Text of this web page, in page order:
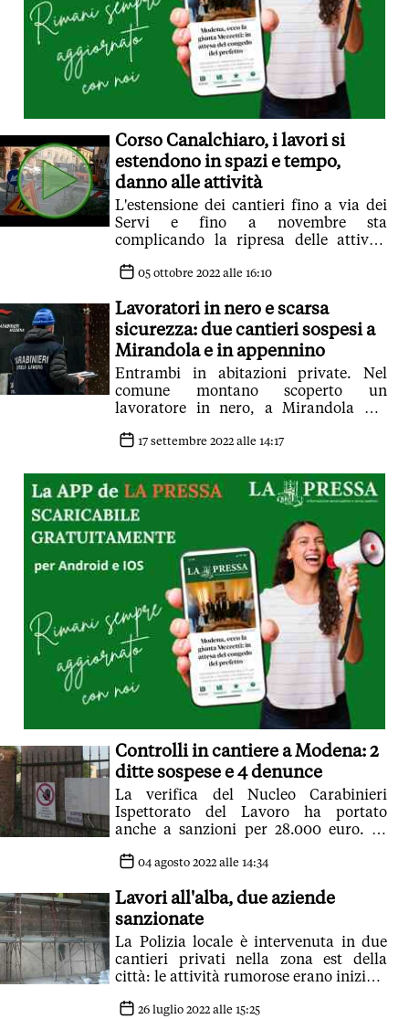
Corso Canalchiaro, i lavori si
estendono in spazi e tempo,
danno alle attività
L'estensione dei cantieri fino a via dei
Servi e fino a novembre sta
complicando la ripresa delle attività
05 ottobre 2022 alle 16:10
Lavoratori in nero e scarsa
sicurezza: due cantieri sospesi a
Mirandola e in appennino
Entrambi in abitazioni private. Nel
comune montano scoperto un
lavoratore in nero, a Mirandola per
17 settembre 2022 alle 14:17
Controlli in cantiere a Modena: 2
ditte sospese e 4 denunce
La verifica del Nucleo Carabinieri
Ispettorato del Lavoro ha portato
anche a sanzioni per 28.000 euro. Al
04 agosto 2022 alle 14:34
Lavori all'alba, due aziende
sanzionate
La Polizia locale è intervenuta in due
cantieri privati nella zona est della
città: le attività rumorose erano iniziate
euro26 luglio 2022 alle 15:25